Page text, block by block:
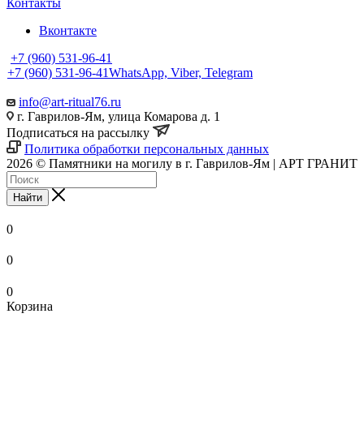
Вконтакте
+7 (960) 531-96-41
+7 (960) 531-96-41WhatsApp, Viber, Telegram
info@art-ritual76.ru
г. Гаврилов-Ям, улица Комарова д. 1
Подписаться на рассылку
Политика обработки персональных данных
2026 © Памятники на могилу в г. Гаврилов-Ям | АРТ ГРАНИТ
Найти
0
0
0
Корзина